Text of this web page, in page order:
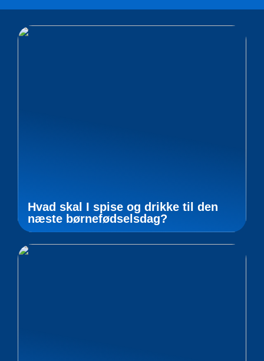
Hvad skal I spise og drikke til den
næste børnefødselsdag?